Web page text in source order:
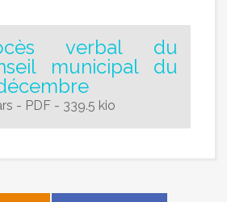
verbal du
municipal du
- PDF - 339.5 kio